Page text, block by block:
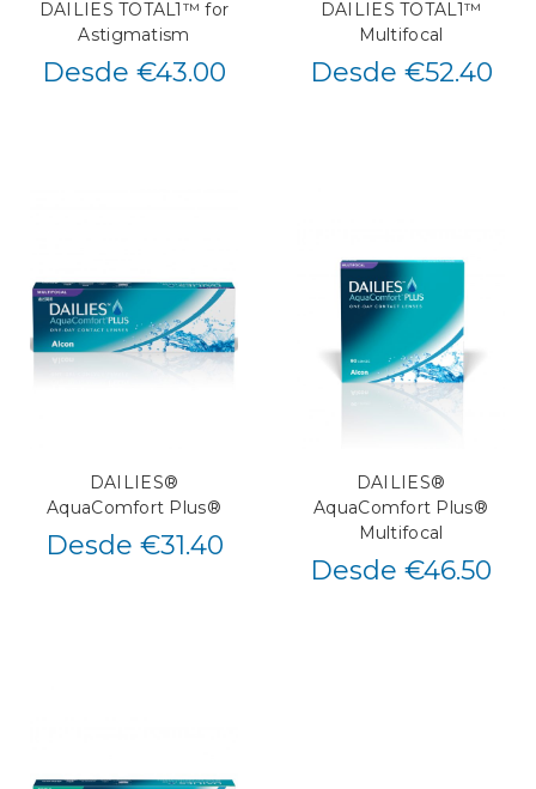
DAILIES TOTAL1™ for
Astigmatism
Desde €43.00
DAILIES TOTAL1™
Multifocal
Desde €52.40
DAILIES®
AquaComfort Plus®
Desde €31.40
DAILIES®
AquaComfort Plus®
Multifocal
Desde €46.50